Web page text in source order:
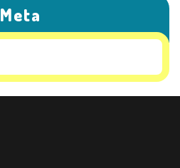
Meta